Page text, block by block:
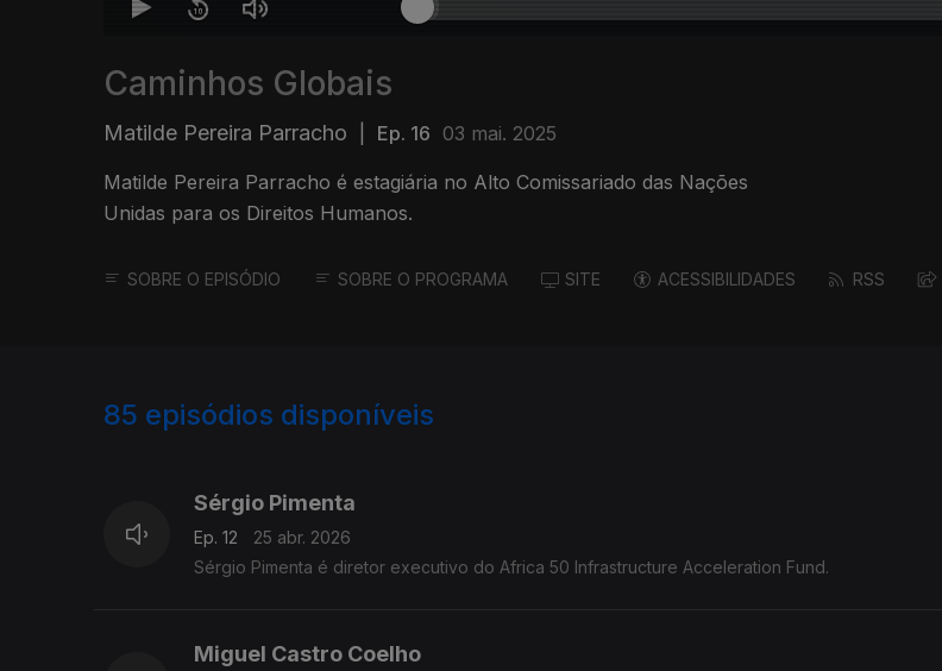
Caminhos Globais
Matilde Pereira Parracho Ep. 16 03 mai. 2025
Matilde Pereira Parracho é estagiária no Alto Comissariado das Nações
Unidas para os Direitos Humanos.
SOBRE O EPISÓDIO SOBRE O PROGRAMA SITE ACESSIBILIDADES RSS
85 episódios disponíveis
Sérgio Pimenta
Ep. 12
25 abr. 2026
Sérgio Pimenta é diretor executivo do Africa 50 Infrastructure Acceleration Fund.
Miguel Castro Coelho